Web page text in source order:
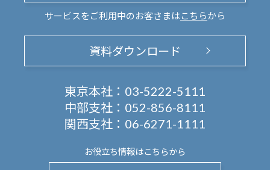
サービスをご利用中のお客さまは こちらから
資料ダウンロード
東京本社： 03-5222-5111
中部支社： 052-856-8111
関西支社： 06-6271-1111
お役立ち情報はこちらから